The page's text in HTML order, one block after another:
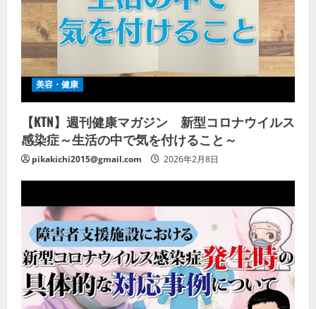
美容・健康
【KTN】週刊健康マガジン 新型コロナウイルス
感染症～生活の中で気を付けること～
pikakichi2015@gmail.com 2026年2月8日